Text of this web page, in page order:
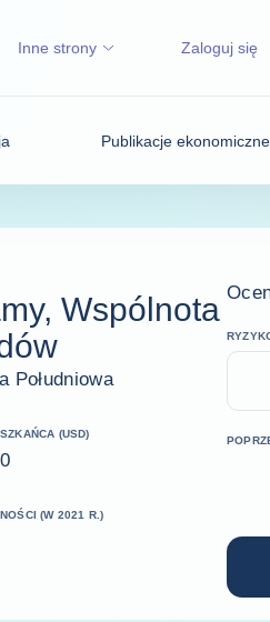
Publikacje
Inne strony Zaloguj się
Wspólnota
Południowa
(USD)
(W 2021 R.)